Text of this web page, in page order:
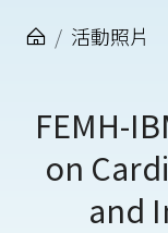
活動照片
FEMH-
on
and